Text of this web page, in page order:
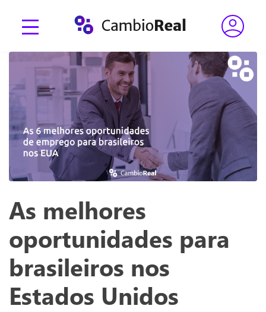
As melhores
oportunidades para
brasileiros nos
Estados Unidos